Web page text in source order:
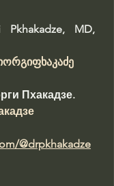
Pkhakadze, MD,
Пхакадзе.
@drpkhakadze